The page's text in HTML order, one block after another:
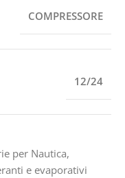
COMPRESSORE
12/24
per Nautica,
e evaporativi